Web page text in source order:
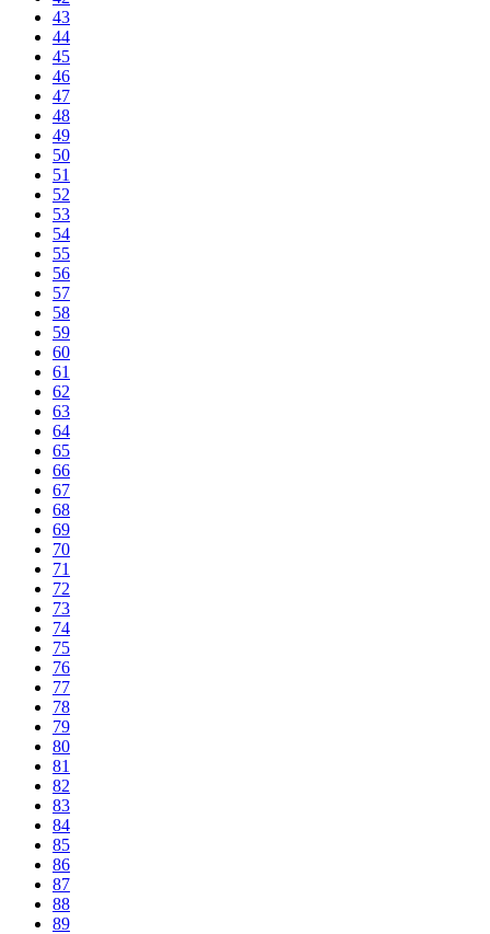
43
44
45
46
47
48
49
50
51
52
53
54
55
56
57
58
59
60
61
62
63
64
65
66
67
68
69
70
71
72
73
74
75
76
77
78
79
80
81
82
83
84
85
86
87
88
89